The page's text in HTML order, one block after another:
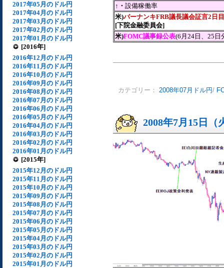
2017年05月のドル円
2017年04月のドル円
2017年03月のドル円
2017年02月のドル円
2017年01月のドル円
[2016年]
2016年12月のドル円
2016年11月のドル円
2016年10月のドル円
2016年09月のドル円
2016年08月のドル円
2016年07月のドル円
2016年06月のドル円
2016年05月のドル円
2016年04月のドル円
2016年03月のドル円
2016年02月のドル円
2016年01月のドル円
[2015年]
2015年12月のドル円
2015年11月のドル円
2015年10月のドル円
2015年09月のドル円
2015年08月のドル円
2015年07月のドル円
2015年06月のドル円
2015年05月のドル円
2015年04月のドル円
2015年03月のドル円
2015年02月のドル円
2015年01月のドル円
↑・ 設備稼働率
米)バーナンキFRB議長議会証言2日目
[下院金融委員会]
米)FOMC議事録公表(6月24日、25日
カテゴリー： 2008年07月ドル円/
2008年7月15日（